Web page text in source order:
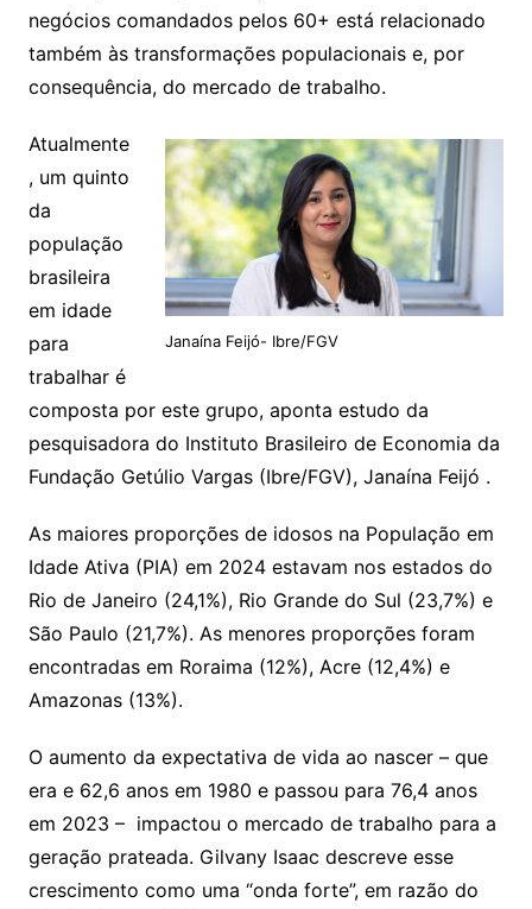
negócios comandados pelos 60+ está relacionado
também às transformações populacionais e, por
consequência, do mercado de trabalho.
Janaína Feijó- Ibre/FGV
Atualmente
, um quinto
da
população
brasileira
em idade
para
trabalhar é
composta por este grupo, aponta estudo da
pesquisadora do Instituto Brasileiro de Economia da
Fundação Getúlio Vargas (Ibre/FGV), Janaína Feijó .
As maiores proporções de idosos na População em
Idade Ativa (PIA) em 2024 estavam nos estados do
Rio de Janeiro (24,1%), Rio Grande do Sul (23,7%) e
São Paulo (21,7%). As menores proporções foram
encontradas em Roraima (12%), Acre (12,4%) e
Amazonas (13%).
O aumento da expectativa de vida ao nascer – que
era e 62,6 anos em 1980 e passou para 76,4 anos
em 2023 – impactou o mercado de trabalho para a
geração prateada. Gilvany Isaac descreve esse
crescimento como uma “onda forte”, em razão do